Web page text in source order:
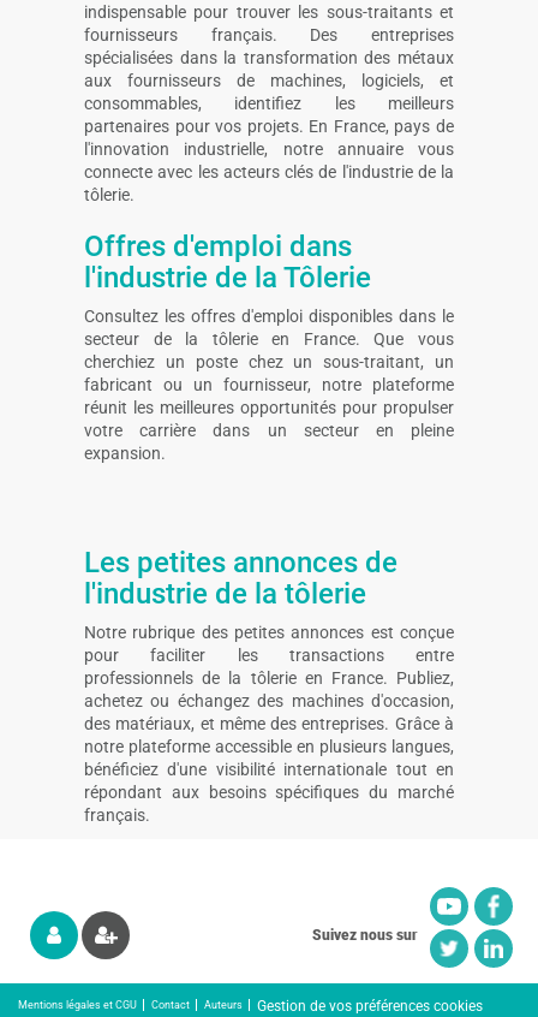
indispensable pour trouver les sous-traitants et
fournisseurs français. Des entreprises
spécialisées dans la transformation des métaux
aux fournisseurs de machines, logiciels, et
consommables, identifiez les meilleurs
partenaires pour vos projets. En France, pays de
l'innovation industrielle, notre annuaire vous
connecte avec les acteurs clés de l'industrie de la
tôlerie.
Offres d'emploi dans
l'industrie de la Tôlerie
Consultez les offres d'emploi disponibles dans le
secteur de la tôlerie en France. Que vous
cherchiez un poste chez un sous-traitant, un
fabricant ou un fournisseur, notre plateforme
réunit les meilleures opportunités pour propulser
votre carrière dans un secteur en pleine
expansion.
Les petites annonces de
l'industrie de la tôlerie
Notre rubrique des petites annonces est conçue
pour faciliter les transactions entre
professionnels de la tôlerie en France. Publiez,
achetez ou échangez des machines d'occasion,
des matériaux, et même des entreprises. Grâce à
notre plateforme accessible en plusieurs langues,
bénéficiez d'une visibilité internationale tout en
répondant aux besoins spécifiques du marché
français.
Suivez nous sur
Mentions légales et CGU Contact Auteurs Gestion de vos préférences cookies